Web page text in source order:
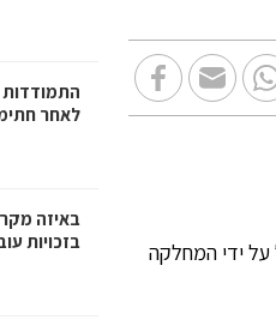
על ידי המחלקה
התמודדות
לאחר
באיזה
בזכויות